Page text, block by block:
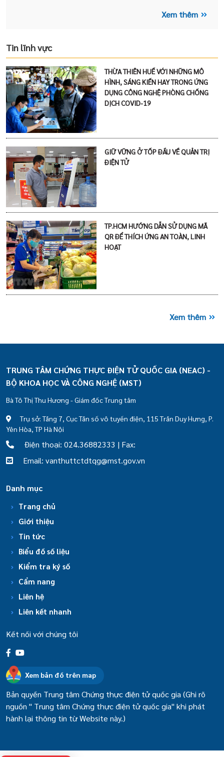
Xem thêm
Tin lĩnh vực
THỪA THIÊN HUẾ VỚI NHỮNG MÔ
HÌNH, SÁNG KIẾN HAY TRONG ỨNG
DỤNG CÔNG NGHỆ PHÒNG CHỐNG
DỊCH COVID-19
GIỮ VỮNG Ở TỐP ĐẦU VỀ QUẢN TRỊ
ĐIỆN TỬ
TP.HCM HƯỚNG DẪN SỬ DỤNG MÃ
QR ĐỂ THÍCH ỨNG AN TOÀN, LINH
HOẠT
Xem thêm
TRUNG TÂM CHỨNG THỰC ĐIỆN TỬ QUỐC GIA (NEAC) -
BỘ KHOA HỌC VÀ CÔNG NGHỆ (MST)
Bà Tô Thị Thu Hương - Giám đốc Trung tâm
Trụ sở: Tầng 7, Cục Tần số vô tuyến điện, 115 Trần Duy Hưng, P.
Yên Hòa, TP Hà Nội
Điện thoại: 024.36882333 | Fax:
Email: vanthuttctdtqg@mst.gov.vn
Danh mục
Trang chủ
Giới thiệu
Tin tức
Biểu đồ số liệu
Kiểm tra ký số
Cẩm nang
Liên hệ
Liên kết nhanh
Kết nối với chúng tôi
Xem bản đồ trên map
Bản quyền Trung tâm Chứng thực điện tử quốc gia (Ghi rõ
nguồn " Trung tâm Chứng thực điện tử quốc gia" khi phát
hành lại thông tin từ Website này.)